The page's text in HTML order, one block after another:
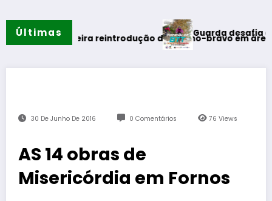
Últimas
primeira reintrodução de coelho-bravo em área rewilding
Guarda desafia amantes
30 De Junho De 2016 0 Comentários 76Views
AS 14 obras de
Misericórdia em Fornos